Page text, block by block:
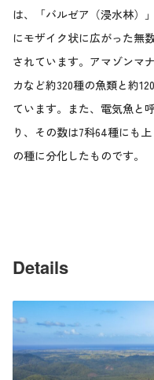
は、「バルゼア（浸水林）
にモザイク状に広がった無
されています。アマゾンマ
カなど約320種の魚類と約
ています。また、電気魚と
り、その数は7科64種にも
の種に分化したものです。
Details